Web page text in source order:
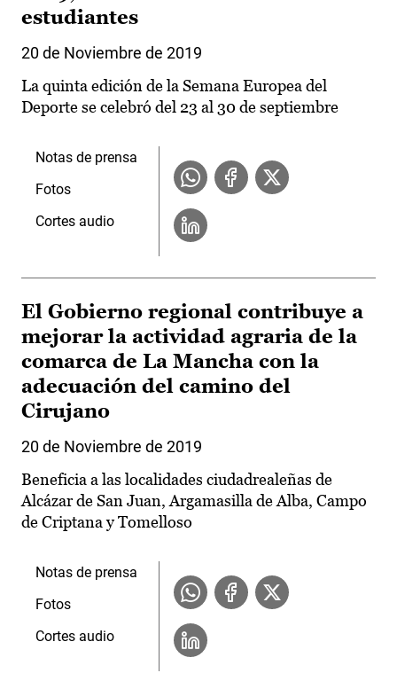
estudiantes
20 de Noviembre de 2019
La quinta edición de la Semana Europea del
Deporte se celebró del 23 al 30 de septiembre
Notas de prensa
Fotos
Cortes audio
El Gobierno regional contribuye a
mejorar la actividad agraria de la
comarca de La Mancha con la
adecuación del camino del
Cirujano
20 de Noviembre de 2019
Beneficia a las localidades ciudadrealeñas de
Alcázar de San Juan, Argamasilla de Alba, Campo
de Criptana y Tomelloso
Notas de prensa
Fotos
Cortes audio